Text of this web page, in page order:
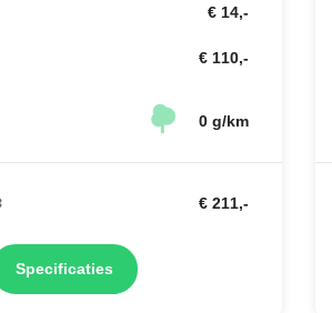
€ 14,-
€ 110,-
0 g/km
€ 211,-
Specificaties